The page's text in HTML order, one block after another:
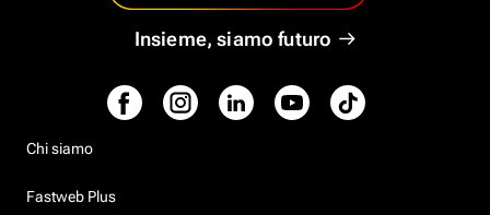
Insieme, siamo futuro
Chi siamo
Fastweb Plus